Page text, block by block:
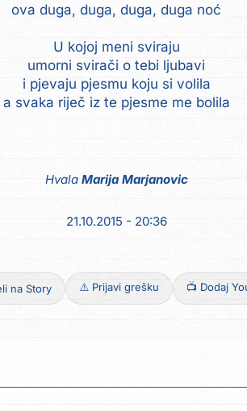
ova duga, duga, duga, duga noć
U kojoj meni sviraju
umorni svirači o tebi ljubavi
i pjevaju pjesmu koju si volila
a svaka riječ iz te pjesme me bolila
Hvala Marija Marjanovic
21.10.2015 - 20:36
na Story ⚠️ Prijavi grešku 📺 Dodaj